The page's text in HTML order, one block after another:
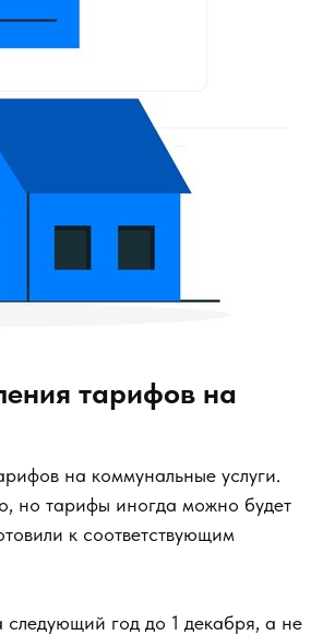
тарифов на
на коммунальные услуги.
но тарифы иногда можно будет
к соответствующим
следующий год до 1 декабря, а не